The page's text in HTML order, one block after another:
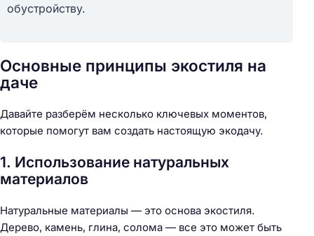
обустройству.
Основные принципы экостиля на
даче
Давайте разберём несколько ключевых моментов,
которые помогут вам создать настоящую экодачу.
1. Использование натуральных
материалов
Натуральные материалы — это основа экостиля.
Дерево, камень, глина, солома — все это может быть